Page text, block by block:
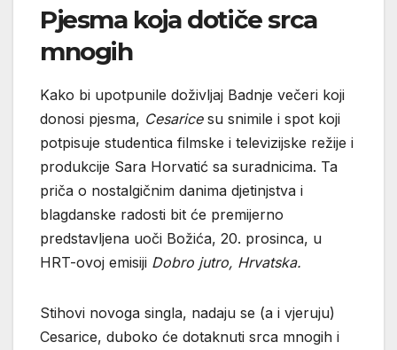
Pjesma koja dotiče srca
mnogih
Kako bi upotpunile doživljaj Badnje večeri koji
donosi pjesma, Cesaricesu snimile i spot koji
potpisuje studentica filmske i televizijske režije i
produkcije Sara Horvatić sa suradnicima. Ta
priča o nostalgičnim danima djetinjstva i
blagdanske radosti bit će premijerno
predstavljena uoči Božića, 20. prosinca, u
HRT-ovoj emisiji Dobro jutro, Hrvatska.
Stihovi novoga singla, nadaju se (a i vjeruju)
Cesarice, duboko će dotaknuti srca mnogih i